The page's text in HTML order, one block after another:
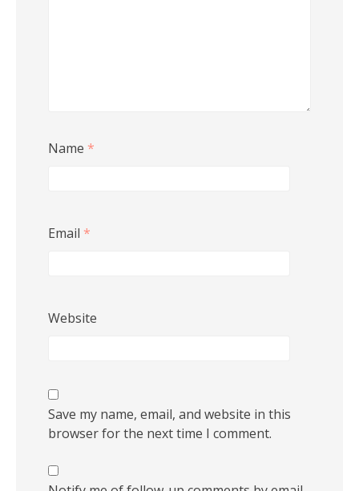
Name *
Email *
Website
Save my name, email, and website in this
browser for the next time I comment.